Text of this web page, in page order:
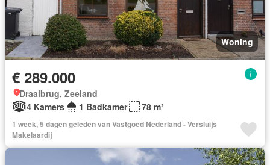
Woning
€ 289.000
Draaibrug, Zeeland
4 Kamers
1 Badkamer 78 m²
1 week, 5 dagen geleden van Vastgoed Nederland - Versluijs
Makelaardij